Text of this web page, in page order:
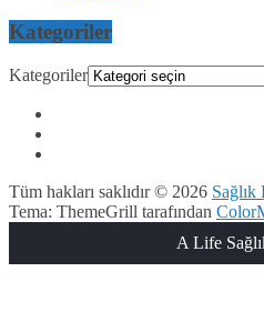
Kategoriler
Kategoriler
Tüm hakları saklıdır © 2026 Sağlık
Tema: ThemeGrill tarafından
A Life